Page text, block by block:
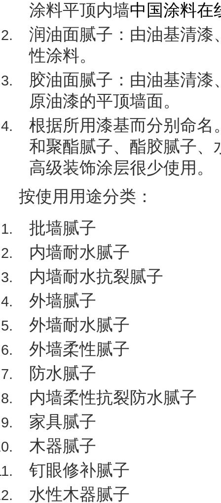
涂料平顶内墙中国涂料在
润油面腻子：由油基清
性涂料。
胶油面腻子：由油基清
原油漆的平顶墙面。
根据所用漆基而分别命
和聚酯腻子、酯胶腻子
高级装饰涂层很少使用。
按使用用途分类：
批墙腻子
内墙耐水腻子
内墙耐水抗裂腻子
外墙腻子
外墙耐水腻子
外墙柔性腻子
防水腻子
内墙柔性抗裂防水腻子
家具腻子
木器腻子
钉眼修补腻子
水性木器腻子